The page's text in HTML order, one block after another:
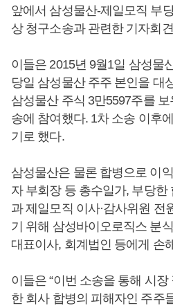
앞에서 삼성물산-제일모직 부
상 청구소송과 관련한 기자회
이들은 2015년 9월1일 삼성물
당일 삼성물산 주주 본인을 대
삼성물산 주식 3만5597주를
송에 참여했다. 1차 소송 이후
기로 했다.
삼성물산은 물론 합병으로 이
자 부회장 등 총수일가, 부당
과 제일모직 이사·감사위원 전
기 위해 삼성바이오로직스 분
대표이사, 회계법인 등에게 손
이들은 “이번 소송을 통해 시
한 회사 합병의 피해자인 주주